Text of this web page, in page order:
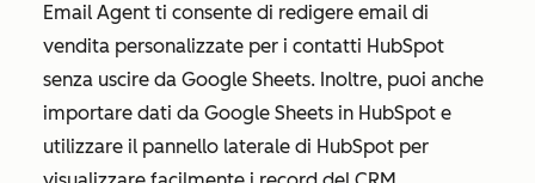
Email Agent ti consente di redigere email di
vendita personalizzate per i contatti HubSpot
senza uscire da Google Sheets. Inoltre, puoi anche
importare dati da Google Sheets in HubSpot e
utilizzare il pannello laterale di HubSpot per